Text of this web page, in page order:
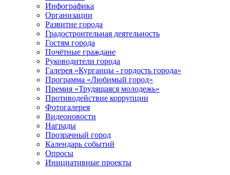
Инфографика
Организации
Развитие города
Градостроительная деятельность
Гостям города
Почётные граждане
Руководители города
Галерея «Курганцы - гордость города»
Программа «Любимый город»
Премия «Трудящаяся молодежь»
Противодействие коррупции
Фотогалерея
Видеоновости
Награды
Прозрачный город
Календарь событий
Опросы
Инициативные проекты